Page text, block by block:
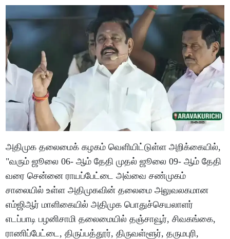
அதிமுக தலைமைக் கழகம் வெளியிட்டுள்ள அறிக்கையில்,
"வரும் ஜூலை 06- ஆம் தேதி முதல் ஜூலை 09- ஆம் தேதி
வரை சென்னை ராயப்பேட்டை அவ்வை சண்முகம்
சாலையில் உள்ள அதிமுகவின் தலைமை அலுவலகமான
எம்ஜிஆர் மாளிகையில் அதிமுக பொதுச்செயலாளர்
எடப்பாடி பழனிசாமி தலைமையில் தஞ்சாவூர், சிவகங்கை,
ராணிப்பேட்டை, திருப்பத்தூர், திருவள்ளூர், தருமபுரி,